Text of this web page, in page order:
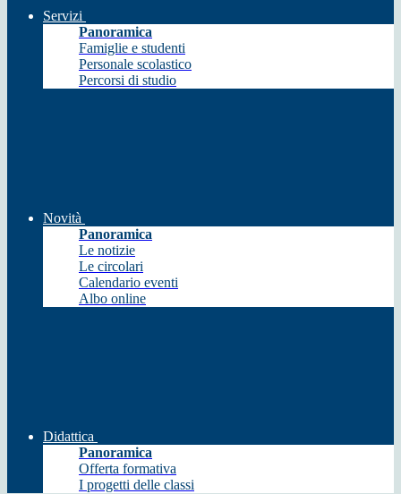
Servizi
Panoramica
Famiglie e studenti
Personale scolastico
Percorsi di studio
Novità
Panoramica
Le notizie
Le circolari
Calendario eventi
Albo online
Didattica
Panoramica
Offerta formativa
I progetti delle classi